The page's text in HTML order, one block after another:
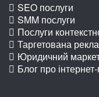
SEO послуги
SMM послуги
Послуги
Таргетована
Юридичний
Блог про